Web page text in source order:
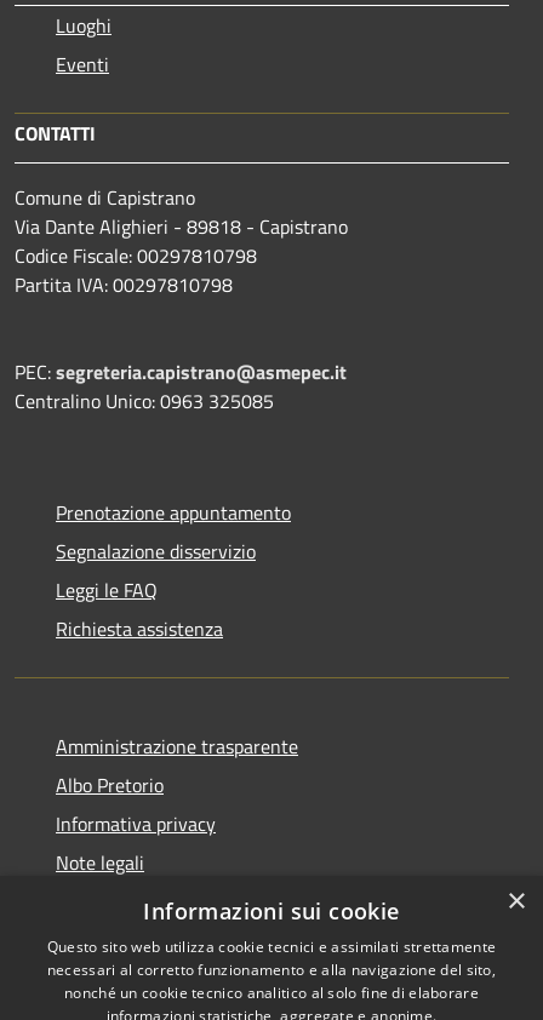
Luoghi
Eventi
CONTATTI
Comune di Capistrano
Via Dante Alighieri - 89818 - Capistrano
Codice Fiscale: 00297810798
Partita IVA: 00297810798
PEC:segreteria.capistrano@asmepec.it
Centralino Unico: 0963 325085
Prenotazione appuntamento
Segnalazione disservizio
Leggi le FAQ
Richiesta assistenza
Amministrazione trasparente
Albo Pretorio
Informativa privacy
Note legali
Dichiarazione di accessibilità
×
Informazioni sui cookie
Questo sito web utilizza cookie tecnici e assimilati strettamente
necessari al corretto funzionamento e alla navigazione del sito,
nonché un cookie tecnico analitico al solo fine di elaborare
informazioni statistiche, aggregate e anonime.